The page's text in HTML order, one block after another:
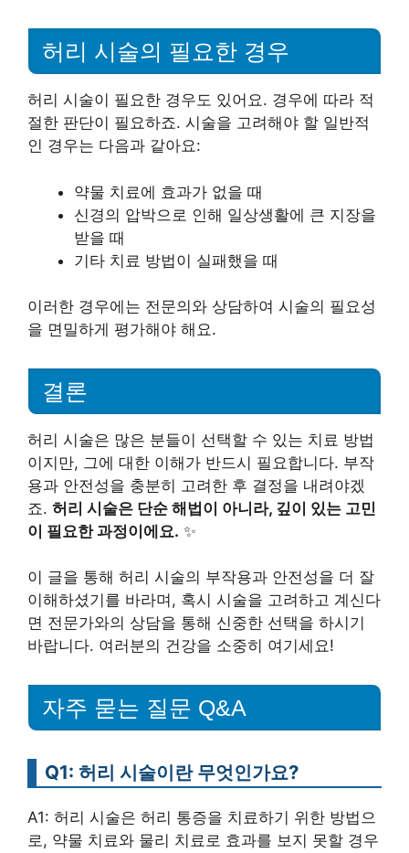
허리 시술의 필요한 경우
허리 시술이 필요한 경우도 있어요. 경우에 따라 적
절한 판단이 필요하죠. 시술을 고려해야 할 일반적
인 경우는 다음과 같아요:
약물 치료에 효과가 없을 때
신경의 압박으로 인해 일상생활에 큰 지장을
받을 때
기타 치료 방법이 실패했을 때
이러한 경우에는 전문의와 상담하여 시술의 필요성
을 면밀하게 평가해야 해요.
결론
허리 시술은 많은 분들이 선택할 수 있는 치료 방법
이지만, 그에 대한 이해가 반드시 필요합니다. 부작
용과 안전성을 충분히 고려한 후 결정을 내려야겠
죠. 허리 시술은 단순 해법이 아니라, 깊이 있는 고민
이 필요한 과정이에요. ✨
이 글을 통해 허리 시술의 부작용과 안전성을 더 잘
이해하셨기를 바라며, 혹시 시술을 고려하고 계신다
면 전문가와의 상담을 통해 신중한 선택을 하시기
바랍니다. 여러분의 건강을 소중히 여기세요!
자주 묻는 질문 Q&A
Q1: 허리 시술이란 무엇인가요?
A1: 허리 시술은 허리 통증을 치료하기 위한 방법으
로, 약물 치료와 물리 치료로 효과를 보지 못할 경우